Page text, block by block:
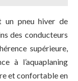
un pneu hiver de
des conducteurs
supérieure,
à l’aquaplaning
et confortable en